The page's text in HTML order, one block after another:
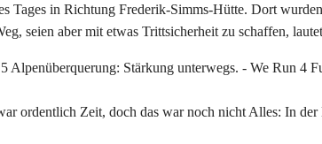
Tages in Richtung Frederik-Simms-Hütte. Dort
seien aber mit etwas Trittsicherheit zu schaffen,
ordentlich Zeit, doch das war noch nicht Alles: In